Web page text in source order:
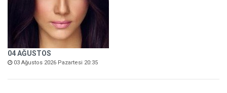
04 AĞUSTOS
03 Ağustos 2026 Pazartesi 20:35